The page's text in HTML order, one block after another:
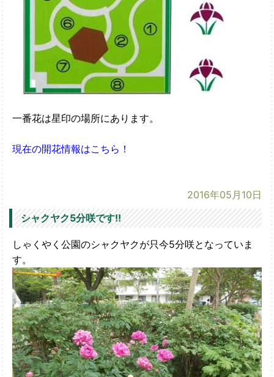
一番花は星印の場所にあります。
現在の開花情報はこちら！
2016年05月10日
シャクヤク5分咲です!!
しゃくやく公園のシャクヤクが只今5分咲となっていま
す。